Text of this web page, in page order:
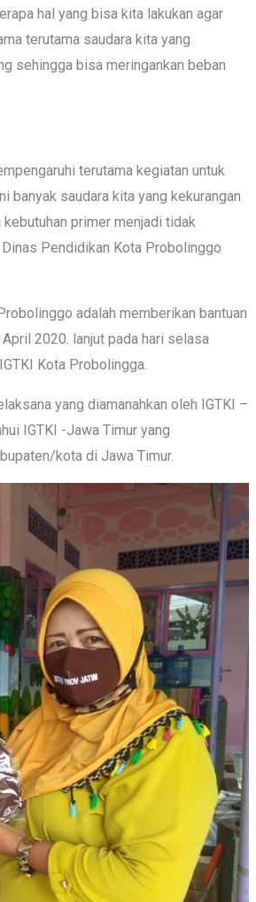
hal yang bisa kita lakukan agar
terutama saudara kita yang
sehingga bisa meringankan beban
terutama kegiatan untuk
banyak saudara kita yang kekurangan
primer menjadi tidak
Pendidikan Kota Probolinggo
adalah memberikan bantuan
2020. lanjut pada hari selasa
Kota Probolingga.
yang diamanahkan oleh IGTKI –
IGTKI -Jawa Timur yang
kota di Jawa Timur.